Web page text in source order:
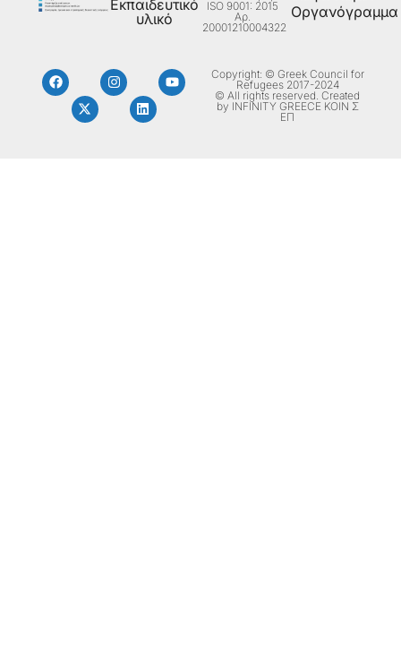
Εκπαιδευτικό
υλικό
ISO 9001: 2015
Aρ.
20001210004322
Οργανόγραμμα
Copyright: © Greek Council for
Refugees 2017-2024
© All rights reserved. Created
by INFINITY GREECE ΚΟΙΝ Σ
ΕΠ